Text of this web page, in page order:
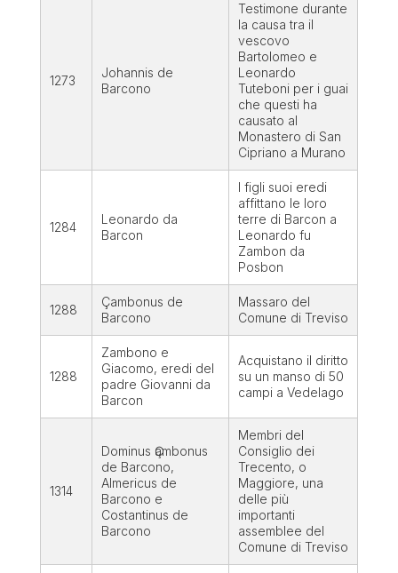
1273
Johannis de
Barcono
Testimone durante
la causa tra il
vescovo
Bartolomeo e
Leonardo
Tuteboni per i guai
che questi ha
causato al
Monastero di San
Cipriano a Murano
1284
Leonardo da
Barcon
I figli suoi eredi
affittano le loro
terre di Barcon a
Leonardo fu
Zambon da
Posbon
1288
Çambonus de
Barcono
Massaro del
Comune di Treviso
1288
Zambono e
Giacomo, eredi del
padre Giovanni da
Barcon
Acquistano il diritto
su un manso di 50
campi a Vedelago
1314
Dominus Ҫambonus
de Barcono,
Almericus de
Barcono e
Costantinus de
Barcono
Membri del
Consiglio dei
Trecento, o
Maggiore, una
delle più
importanti
assemblee del
Comune di Treviso